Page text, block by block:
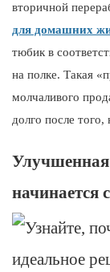
вторичной
для домашних
тюбик в
на полке. Такая
молчаливого
долго после того,
Улучшенная
начинается